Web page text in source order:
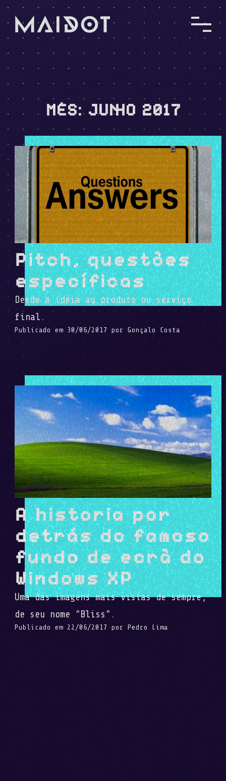
MÊS: JUNHO 2017
Pitch, questões
específicas
Desde a ideia ao produto ou serviço
final.
Publicado em 30/06/2017 por Gonçalo Costa
A historia por
detrás do famoso
fundo de ecrã do
Windows XP
Uma das imagens mais vistas de sempre,
de seu nome "Bliss".
Publicado em 22/06/2017 por Pedro Lima